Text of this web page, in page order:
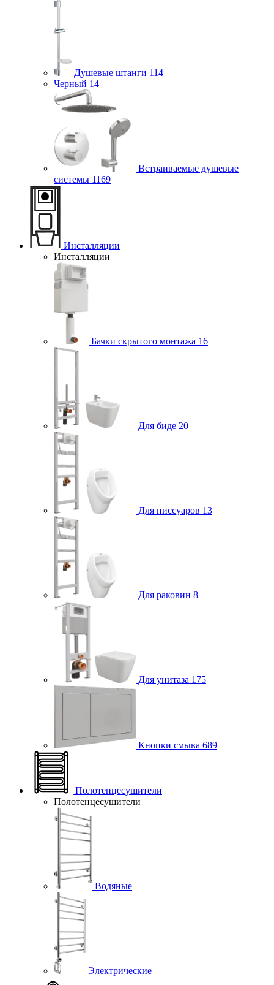
Душевые штанги 114
Черный 14
Встраиваемые душевые
системы 1169
Инсталляции
Инсталляции
Бачки скрытого монтажа 16
Для биде 20
Для писсуаров 13
Для раковин 8
Для унитаза 175
Кнопки смыва 689
Полотенцесушители
Полотенцесушители
Водяные
Электрические